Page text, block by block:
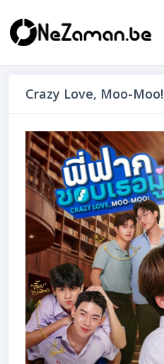
Crazy Love, Moo-Moo!